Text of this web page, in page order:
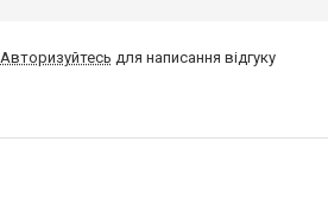
Авторизуйтесь для написання відгуку